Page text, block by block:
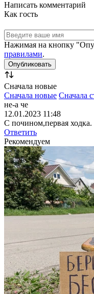
Написать комментарий
Как гость
Нажимая на кнопку
правилами.
Сначала новые
Сначала новые Сначала
не-а че
12.01.2023 11:48
С почином,первая ходка.
Ответить
Рекомендуем